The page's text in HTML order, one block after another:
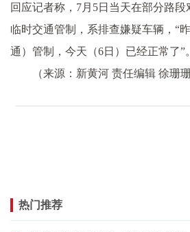
回应记者称，7月5日当天在部分路
临时交通管制，系排查嫌疑车辆，“
通）管制，今天（6日）已经正常了”。
（来源：新黄河 责任编辑 徐珊珊
热门推荐